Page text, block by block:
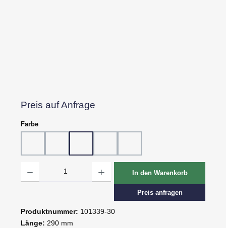
Preis auf Anfrage
Farbeauswählen
In den Warenkorb
Preis anfragen
Produktnummer: 101339-30
Länge: 290 mm